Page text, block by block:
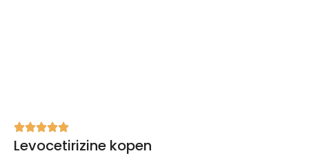
Levocetirizine kopen